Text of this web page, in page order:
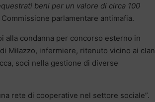
beni per un valore di circa 100
parlamentare antimafia.
alla condanna per concorso esterno in
Milazzo, infermiere, ritenuto vicino ai clan
soci nella gestione di diverse
rete di cooperative nel settore sociale”.